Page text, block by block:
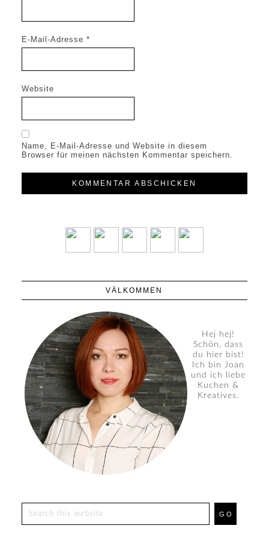
E-Mail-Adresse *
Website
Name, E-Mail-Adresse und Website in diesem
Browser für meinen nächsten Kommentar speichern.
VÄLKOMMEN
Hej hej!
Schön, dass
du hier bist!
Ich bin Joan
und ich liebe
Kuchen &
Kreatives.